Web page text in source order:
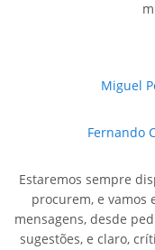
Miguel
Fernando
Estaremos sempre
procurem, e vamos
mensagens, desde
sugestões, e claro,